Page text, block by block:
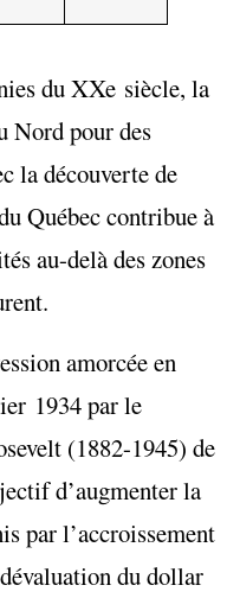
du XXe siècle, la
Nord pour des
la découverte de
Québec contribue à
au-delà des zones
amorcée en
1934 par le
(1882-1945) de
d’augmenter la
par l’accroissement
du dollar